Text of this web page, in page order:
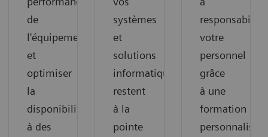
de
l'équipement
et
optimiser
la
disponibilité
à des
systèmes
et
solutions
informatiques
restent
à la
pointe
votre
personnel
grâce
à une
formation